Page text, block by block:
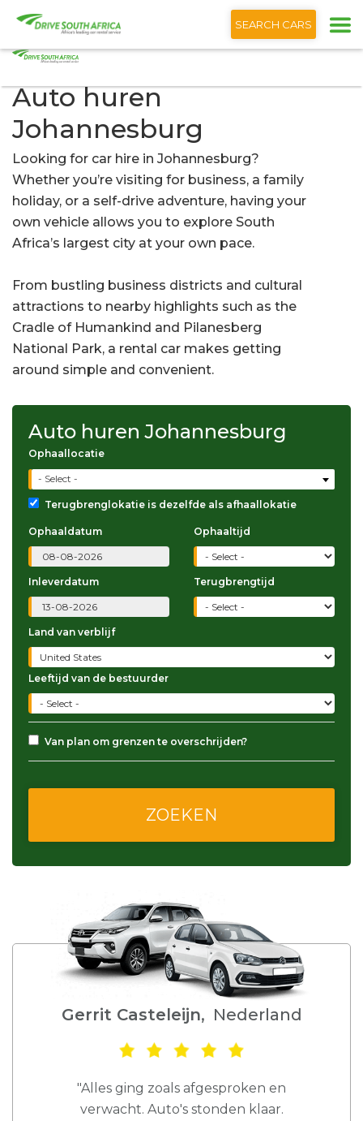
Nederlands
SEARCH CARS
Auto huren
Johannesburg
Looking for car hire in Johannesburg?
Whether you’re visiting for business, a family
holiday, or a self-drive adventure, having your
own vehicle allows you to explore South
Africa’s largest city at your own pace.
From bustling business districts and cultural
attractions to nearby highlights such as the
Cradle of Humankind and Pilanesberg
National Park, a rental car makes getting
around simple and convenient.
Auto huren Johannesburg
Ophaallocatie
- Select -
Terugbrenglokatie is dezelfde als afhaallokatie
Ophaaldatum Ophaaltijd
Inleverdatum Terugbrengtijd
Land van verblijf
Leeftijd van de bestuurder
Van plan om grenzen te overschrijden?
Gerrit Casteleijn, Nederland
"Alles ging zoals afgesproken en
verwacht. Auto's stonden klaar.